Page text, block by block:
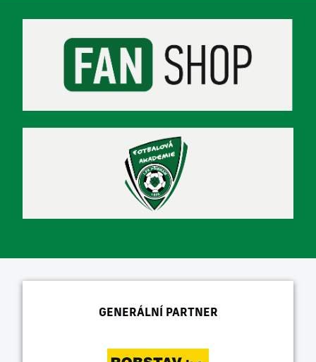
GENERÁLNÍ PARTNER